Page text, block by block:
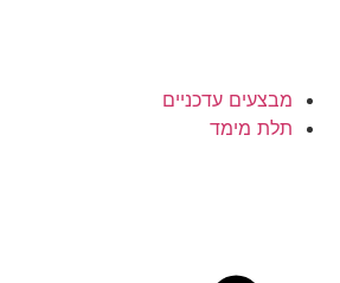
מבצעים עדכניים
תלת מימד